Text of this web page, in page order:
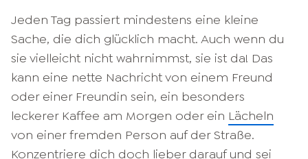
Jeden Tag passiert mindestens eine kleine
Sache, die dich glücklich macht. Auch wenn du
sie vielleicht nicht wahrnimmst, sie ist da! Das
kann eine nette Nachricht von einem Freund
oder einer Freundin sein, ein besonders
leckerer Kaffee am Morgen oder ein Lächeln
von einer fremden Person auf der Straße.
Konzentriere dich doch lieber darauf und sei